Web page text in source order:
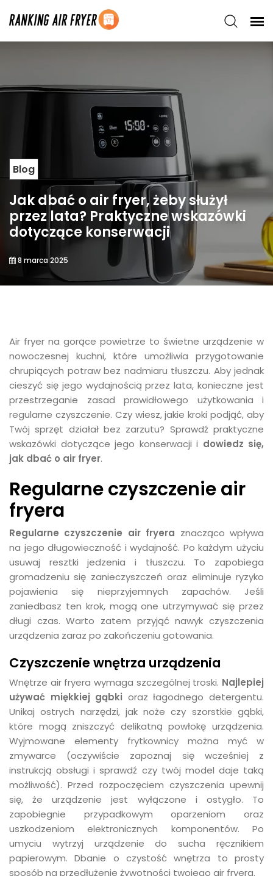
Blog
Jak dbać o air fryer, żeby służył
przez lata? Praktyczne wskazówki
dotyczące konserwacji
8 marca 2025
Air fryer na gorące powietrze to świetne urządzenie w
nowoczesnej kuchni, które umożliwia przygotowanie
chrupiących potraw bez nadmiaru tłuszczu. Aby jednak
cieszyć się jego wydajnością przez lata, konieczne jest
przestrzeganie zasad prawidłowego użytkowania i
regularne czyszczenie. Czy wiesz, jakie kroki podjąć, aby
Twój sprzęt działał bez zarzutu? Sprawdź praktyczne
wskazówki dotyczące jego konserwacji i dowiedz się,
jak dbać o air fryer.
Regularne czyszczenie air
fryera
Regularne czyszczenie air fryera znacząco wpływa
na jego długowieczność i wydajność. Po każdym użyciu
usuwaj resztki jedzenia i tłuszczu. To zapobiega
gromadzeniu się zanieczyszczeń oraz eliminuje ryzyko
pojawienia się nieprzyjemnych zapachów. Jeśli
zaniedbasz ten krok, mogą one utrzymywać się przez
długi czas. Warto zatem przyjąć nawyk czyszczenia
urządzenia zaraz po zakończeniu gotowania.
Czyszczenie wnętrza urządzenia
Wnętrze air fryera wymaga szczególnej troski. Najlepiej
używać miękkiej gąbki oraz łagodnego detergentu.
Unikaj ostrych narzędzi, jak noże czy szorstkie gąbki,
które mogą zniszczyć delikatną powłokę urządzenia.
Wyjmowane elementy frytkownicy można myć w
zmywarce (oczywiście zapoznaj się wcześniej z
instrukcją obsługi i sprawdź czy twój model daje taką
możliwość). Przed rozpoczęciem czyszczenia upewnij
się, że urządzenie jest wyłączone i ostygło. To
zapobiegnie przypadkowym oparzeniom oraz
uszkodzeniom elektronicznych komponentów. Po
umyciu wytrzyj urządzenie do sucha ręcznikiem
papierowym. Dbanie o czystość wnętrza to prosty
sposób na przedłużenie żywotności twojego air fryera.